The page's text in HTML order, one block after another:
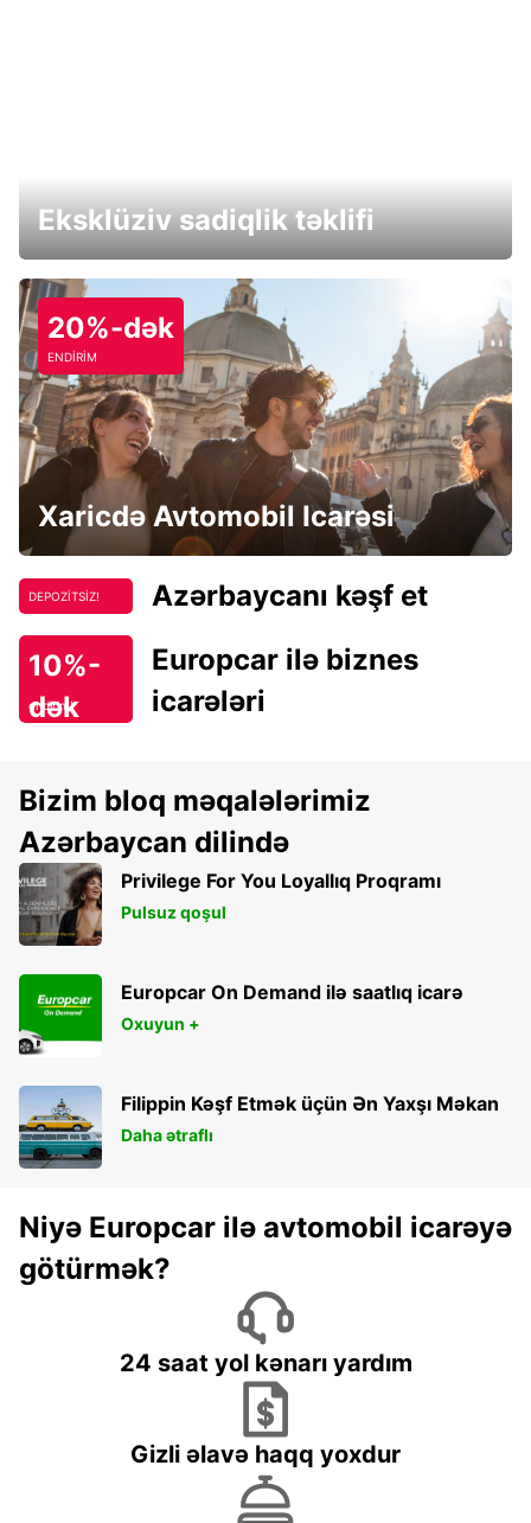
Eksklüziv sadiqlik təklifi
20%-dək
ENDİRİM
Xaricdə Avtomobil Icarəsi
DEPOZİTSİZ! Azərbaycanı kəşf et
10%-
dək
endirim!
Europcar ilə biznes
icarələri
Bizim bloq məqalələrimiz
Azərbaycan dilində
Privilege For You Loyallıq Proqramı
Pulsuz qoşul
Europcar On Demand ilə saatlıq icarə
Oxuyun +
Filippin Kəşf Etmək üçün Ən Yaxşı Məkan
Daha ətraflı
Niyə Europcar ilə avtomobil icarəyə
götürmək?
24 saat yol kənarı yardım
Gizli əlavə haqq yoxdur